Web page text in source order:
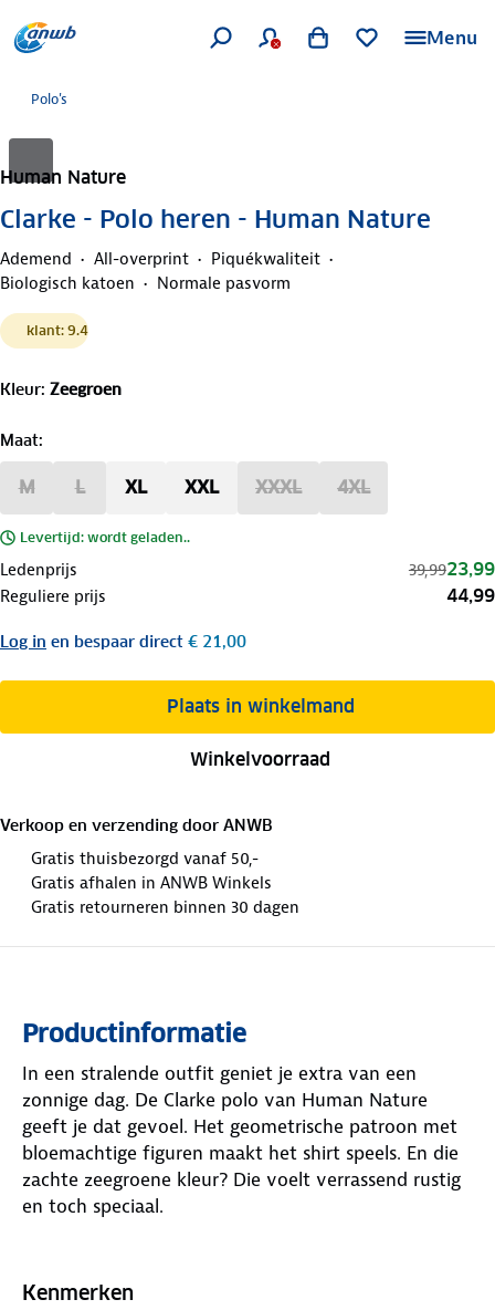
Menu
Polo's
Human Nature
Clarke - Polo heren - Human Nature
Ademend All-overprint
Piquékwaliteit
Biologisch katoen
Normale pasvorm
klant: 9.4
Kleur: Zeegroen
Maat:
M L XL XXL XXXL 4XL
Levertijd: wordt geladen..
Ledenprijs 39,9923,99
Reguliere prijs 44,99
Log in en bespaar direct € 21,00
Plaats in winkelmand
Winkelvoorraad
Verkoop en verzending door ANWB
Gratis thuisbezorgd vanaf 50,-
Gratis afhalen in ANWB Winkels
Gratis retourneren binnen 30 dagen
Productinformatie
In een stralende outfit geniet je extra van een
zonnige dag. De Clarke polo van Human Nature
geeft je dat gevoel. Het geometrische patroon met
bloemachtige figuren maakt het shirt speels. En die
zachte zeegroene kleur? Die voelt verrassend rustig
en toch speciaal.
warme momenten. De effen kraag en subtiele
Kenmerken